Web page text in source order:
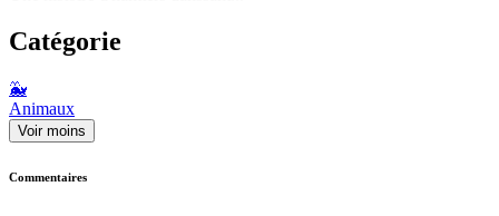
Catégorie
🐳
Animaux
Voir moins
Commentaires